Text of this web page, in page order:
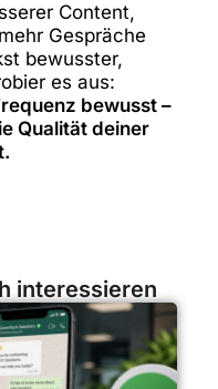
Content,
Gespräche
bewusster,
es aus:
bewusst –
Qualität deiner
interessieren